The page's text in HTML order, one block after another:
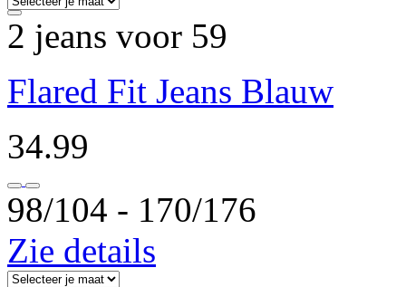
2 jeans voor 59
Flared Fit Jeans Blauw
34.99
98/104 ‐ 170/176
Zie details